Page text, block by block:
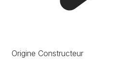
Origine Constructeur